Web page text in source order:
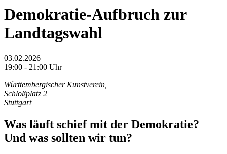
Demokratie-Aufbruch zur
Landtagswahl
03.02.2026
19:00 - 21:00 Uhr
Württembergischer Kunstverein,
Schloßplatz 2
Stuttgart
Was läuft schief mit der Demokratie?
Und was sollten wir tun?